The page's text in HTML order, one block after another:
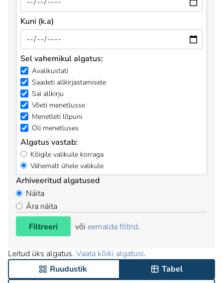
Kuni (k.a)
Sel vahemikul algatus:
Avalikustati
Saadeti allkirjastamisele
Sai allkirju
Võeti menetlusse
Menetleti lõpuni
Oli menetluses
Algatus vastab:
Kõigile valikuile korraga
Vähemalt ühele valikule
Arhiveeritud algatused
Näita
Ära näita
Filtreeri
või eemalda filtrid.
Leitud üks algatus. Vaata kõiki algatusi.
Ruudustik
Tabel